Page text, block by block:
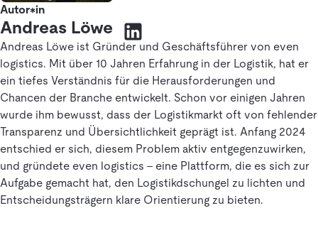
Autor*in
Andreas Löwe
Andreas Löwe ist Gründer und Geschäftsführer von even
logistics. Mit über 10 Jahren Erfahrung in der Logistik, hat er
ein tiefes Verständnis für die Herausforderungen und
Chancen der Branche entwickelt. Schon vor einigen Jahren
wurde ihm bewusst, dass der Logistikmarkt oft von fehlender
Transparenz und Übersichtlichkeit geprägt ist. Anfang 2024
entschied er sich, diesem Problem aktiv entgegenzuwirken,
und gründete even logistics – eine Plattform, die es sich zur
Aufgabe gemacht hat, den Logistikdschungel zu lichten und
Entscheidungsträgern klare Orientierung zu bieten.